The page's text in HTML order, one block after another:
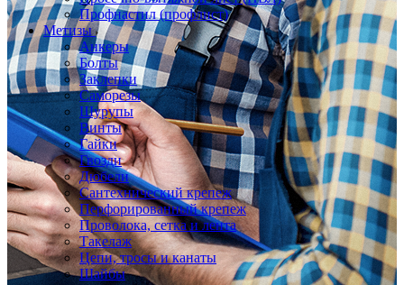
Профнастил (профлист)
Метизы
Анкеры
Болты
Заклепки
Саморезы
Шурупы
Винты
Гайки
Гвозди
Дюбели
Сантехнический крепеж
Перфорированный крепеж
Проволока, сетка и лента
Такелаж
Цепи, тросы и канаты
Шайбы